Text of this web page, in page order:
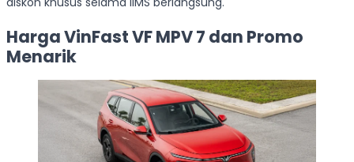
Harga VinFast VF MPV 7 dan Promo
Menarik